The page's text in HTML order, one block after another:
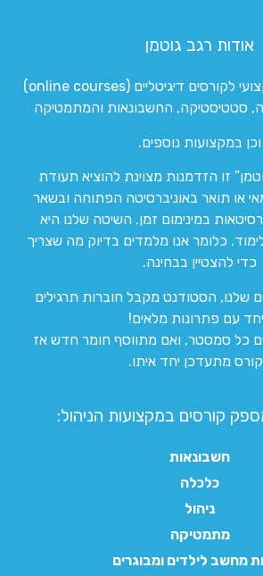
אודות רגב גוטמן
המרכז המוביל והמקצועי לקורסים דיגיטליים (online courses)
סטטיסטיקה, החשבונאות והמתמטיקה
וכן במקצועות נוספים.
זו הזדמנות מצוינת להוציא תעודת
או תואר באוניברסיטה הפתוחה ובשאר
במינימום זמן. השיטה שלנו היא
כלומר אנו מלמדים בדיוק מה שצריך
כדי להצטיין בבחינה.
שלנו, הסטודנט מקבל חוברות תרגילים
עם פתרונות מלאים!
כל סמסטר, ואם מתווסף חומר חדש אז
מתעדכן יחד איתו.
קורסים במקצועות הניהול:
חשבונאות
כלכלה
ניהול
מתמטיקה
מחשב לילדים ומבוגרים